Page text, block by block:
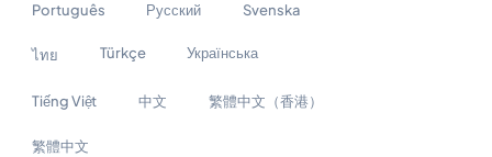
Português Русский Svenska
ไทย Türkçe Українська
Tiếng Việt 中文 繁體中文（香港）
繁體中文